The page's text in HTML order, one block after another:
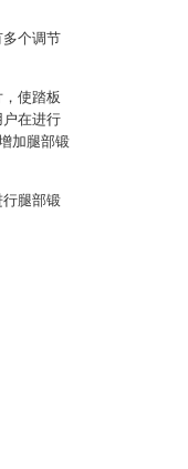
个调节
使踏板
户在进行
加腿部锻
腿部锻